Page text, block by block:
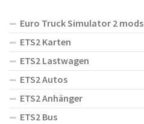
Euro Truck Simulator 2 mods
ETS2 Karten
ETS2 Lastwagen
ETS2 Autos
ETS2 Anhänger
ETS2 Bus